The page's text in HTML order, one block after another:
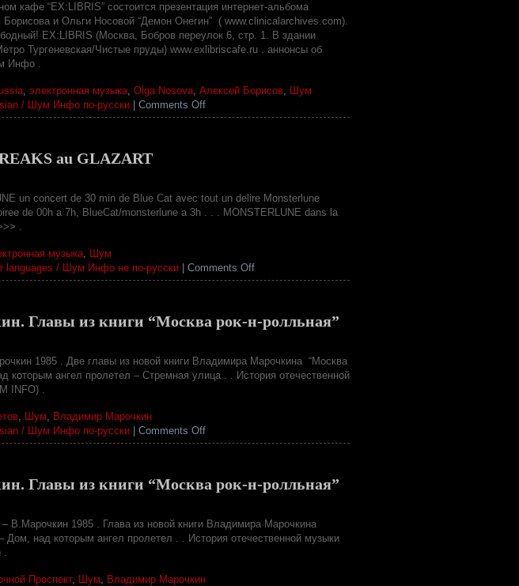
Носова
“Демон
Онегин”
кафе “EX:LIBRIS” состоится презентация интернет-альбома
и Ольги Носовой “Демон Онегин” ( www.clinicalarchives.com).
EX:LIBRIS (Москва, Бобров переулок 6, стр. 1. В здании
Тургеневская/Чистые пруды) www.exlibriscafe.ru . аннонсы об
Инфо .
, электронная музыка, Olga Nosova, Алексей Борисов, Шум
/ Шум Инфо по-русски Comments Offon
“Демон
au GLAZART
un concert de 30 min de Blue Cat avec tout un delire Monsterlune
de 00h a 7h, BlueCat/monsterlune a 3h . . . MONSTERLUNE dans la
.
музыка, Шум
languages / Шум Инфо не по-русски Comments Offon
Soirée
au
Главы из книги “Москва рок-н-ролльная”
1985 . Две главы из новой книги Владимира Марочкина “Москва
которым ангел пролетел – Стремная улица . . История отечественной
INFO) .
, Шум, Владимир Марочкин
/ Шум Инфо по-русски Comments Offon
Владимир
из
рок-
н-
Главы из книги “Москва рок-н-ролльная”
– В.Марочкин 1985 . Глава из новой книги Владимира Марочкина
Дом, над которым ангел пролетел . . История отечественной музыки
.
Проспект, Шум, Владимир Марочкин